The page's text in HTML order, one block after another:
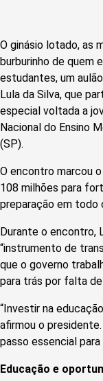
O ginásio lotado, as
burburinho de quem
estudantes, um
Lula da Silva, que
especial voltada a
Nacional do Ensino
(SP).
O encontro marcou
108 milhões para
preparação em todo
Durante o encontro,
“instrumento de
que o governo
para trás por falta
“Investir na
afirmou o
passo essencial
Educação e